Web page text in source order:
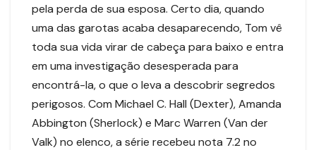
pela perda de sua esposa. Certo dia, quando
uma das garotas acaba desaparecendo, Tom vê
toda sua vida virar de cabeça para baixo e entra
em uma investigação desesperada para
encontrá-la, o que o leva a descobrir segredos
perigosos. Com Michael C. Hall (Dexter), Amanda
Abbington (Sherlock) e Marc Warren (Van der
Valk) no elenco, a série recebeu nota 7.2 no